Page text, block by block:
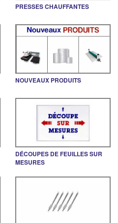
PRESSES CHAUFFANTES
NOUVEAUX PRODUITS
DÉCOUPES DE FEUILLES SUR
MESURES